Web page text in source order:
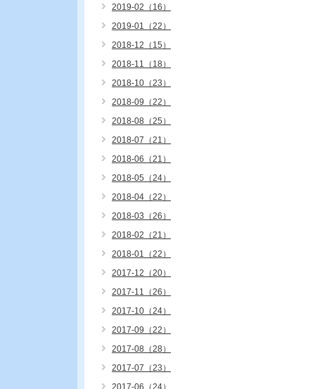
2019-02（16）
2019-01（22）
2018-12（15）
2018-11（18）
2018-10（23）
2018-09（22）
2018-08（25）
2018-07（21）
2018-06（21）
2018-05（24）
2018-04（22）
2018-03（26）
2018-02（21）
2018-01（22）
2017-12（20）
2017-11（26）
2017-10（24）
2017-09（22）
2017-08（28）
2017-07（23）
2017-06（24）